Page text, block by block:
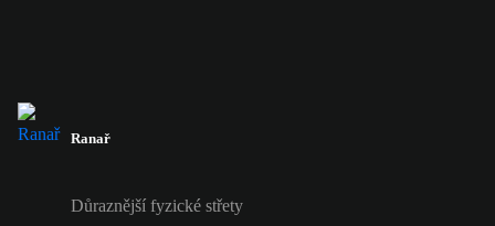
Ranař
Důraznější fyzické střety